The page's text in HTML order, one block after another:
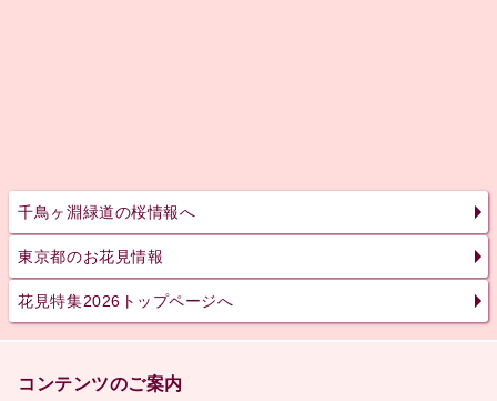
千鳥ヶ淵緑道の桜情報へ
東京都のお花見情報
花見特集2026トップページへ
コンテンツのご案内